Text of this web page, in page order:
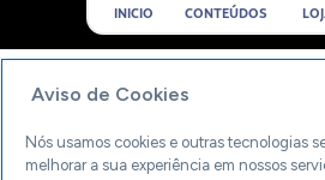
INICIO CONTEÚDOS
Aviso de Cookies
Nós usamos cookies e outras tecnologias
melhorar a sua experiência em nossos